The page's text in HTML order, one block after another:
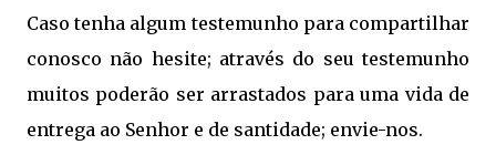
Caso tenha algum testemunho para compartilhar
conosco não hesite; através do seu testemunho
muitos poderão ser arrastados para uma vida de
entrega ao Senhor e de santidade; envie-nos.